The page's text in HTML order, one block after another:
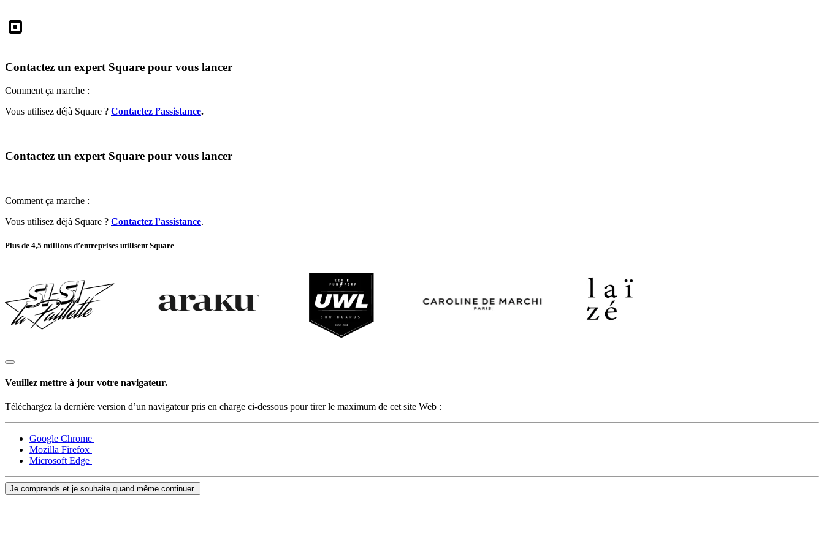
Square
Contactez un expert Square pour vous lancer
Comment ça marche :
Vous utilisez déjà Square ? Contactez l’assistance.
Contactez un expert Square pour vous lancer
Comment ça marche :
Vous utilisez déjà Square ? Contactez l’assistance.
Plus de 4,5 millions d’entreprises utilisent Square
Veuillez mettre à jour votre navigateur.
Téléchargez la dernière version d’un navigateur pris en charge ci-dessous pour tirer le maximum de cet site Web :
Google Chrome
Mozilla Firefox
Microsoft Edge
Je comprends et je souhaite quand même continuer.